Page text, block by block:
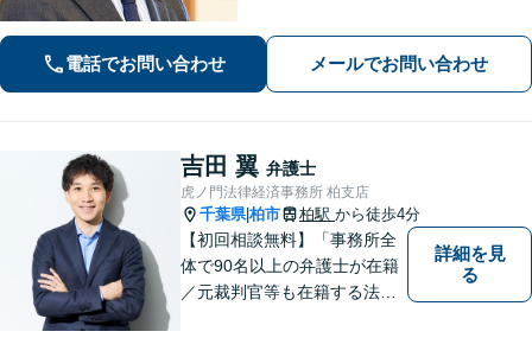
通事故 など【柏駅5分】
電話でお問い合わせ メールでお問い合わせ
吉田 翼 弁護士
虎ノ門法律経済事務所 柏支店
千葉県|柏市 柏駅 から徒歩4分
【初回相談無料】「事務所全
体で90名以上の弁護士が在籍
／元裁判官等も在籍する法律
詳細を見
る